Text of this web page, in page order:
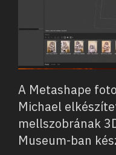
A Metashape
Michael
mellszobrának
Museum-ban